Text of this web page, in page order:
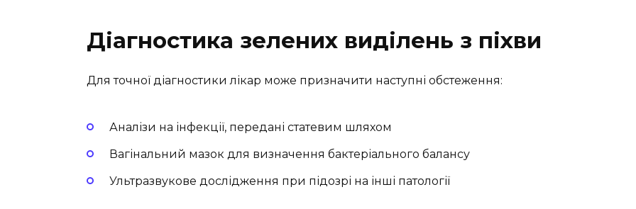
Діагностика зелених виділень з піхви
Для точної діагностики лікар може призначити наступні обстеження:
Аналізи на інфекції, передані статевим шляхом
Вагінальний мазок для визначення бактеріального балансу
Ультразвукове дослідження при підозрі на інші патології